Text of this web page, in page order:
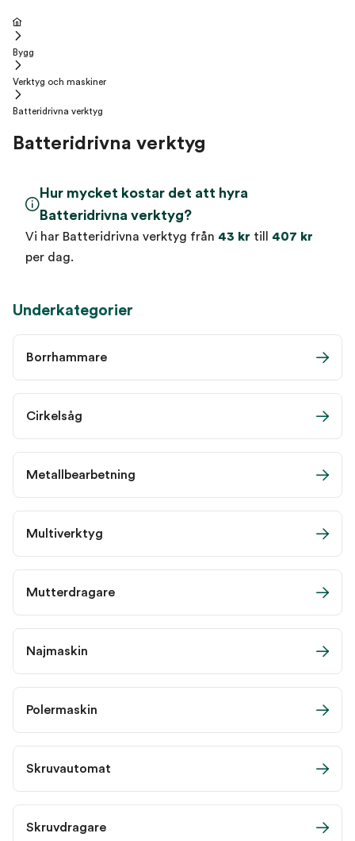
Bygg
Verktyg och maskiner
Batteridrivna verktyg
Batteridrivna verktyg
Hur mycket kostar det att hyra
Batteridrivna verktyg?
Vi har Batteridrivna verktyg från 43 kr till 407 kr
per dag.
Underkategorier
Borrhammare
Cirkelsåg
Metallbearbetning
Multiverktyg
Mutterdragare
Najmaskin
Polermaskin
Skruvautomat
Skruvdragare